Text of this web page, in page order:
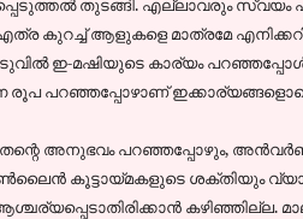
കുറച്ച് ആളുകളെ മാത്രമേ
ഇ-മഷിയുടെ കാര്യം
രൂപ പറഞ്ഞപ്പോഴാണ്
അനുഭവം പറഞ്ഞപ്പോഴും,
കൂട്ടായ്മകളുടെ ശക്തിയും
കഴിഞ്ഞില്ല.